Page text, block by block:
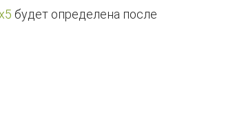
будет определена после